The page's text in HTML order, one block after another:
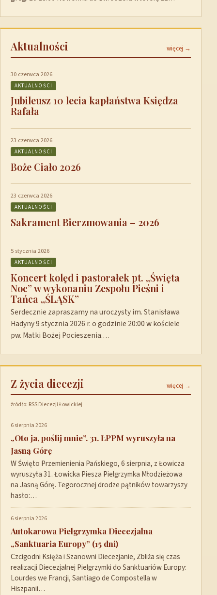
Aktualności więcej →
30 czerwca 2026
AKTUALNOŚCI
Jubileusz 10 lecia kapłaństwa Księdza
Rafała
23 czerwca 2026
AKTUALNOŚCI
Boże Ciało 2026
23 czerwca 2026
AKTUALNOŚCI
Sakrament Bierzmowania – 2026
5 stycznia 2026
AKTUALNOŚCI
Koncert kolęd i pastorałek pt. „Święta
Noc” w wykonaniu Zespołu Pieśni i
Tańca „ŚLĄSK”
Serdecznie zapraszamy na uroczysty im. Stanisława
Hadyny 9 stycznia 2026 r. o godzinie 20:00 w kościele
pw. Matki Bożej Pocieszenia.…
Z życia diecezji więcej →
źródło: RSS Diecezji Łowickiej
6 sierpnia 2026
„Oto ja, poślij mnie”. 31. ŁPPM wyruszyła na
Jasną Górę
W Święto Przemienienia Pańskiego, 6 sierpnia, z Łowicza
wyruszyła 31. Łowicka Piesza Pielgrzymka Młodzieżowa
na Jasną Górę. Tegorocznej drodze pątników towarzyszy
hasło:…
6 sierpnia 2026
Autokarowa Pielgrzymka Diecezjalna
„Sanktuaria Europy” (15 dni)
Czcigodni Księża i Szanowni Diecezjanie, Zbliża się czas
realizacji Diecezjalnej Pielgrzymki do Sanktuariów Europy:
Lourdes we Francji, Santiago de Compostella w
Hiszpanii…